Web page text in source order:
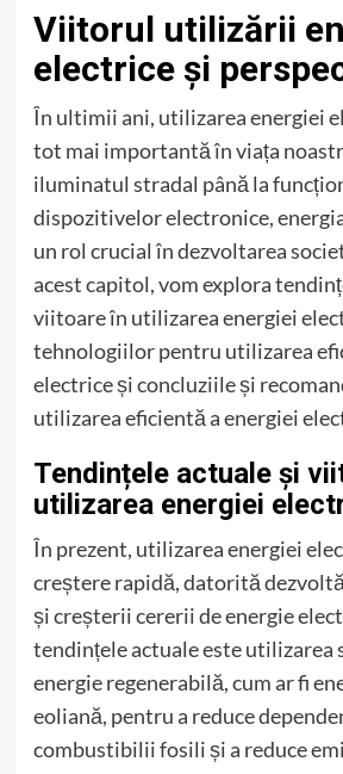
Viitorul utilizării
electrice și
În ultimii ani, utilizarea energiei
tot mai importantă în viața
iluminatul stradal până la
dispozitivelor electronice,
un rol crucial în dezvoltarea
acest capitol, vom explora
viitoare în utilizarea energiei
tehnologiilor pentru utilizarea
electrice și concluziile și
utilizarea eficientă a energiei
Tendințele actuale și
utilizarea energiei
În prezent, utilizarea energiei
creștere rapidă, datorită
și creșterii cererii de energie
tendințele actuale este utilizarea
energie regenerabilă, cum ar fi
eoliană, pentru a reduce
combustibilii fosili și a reduce